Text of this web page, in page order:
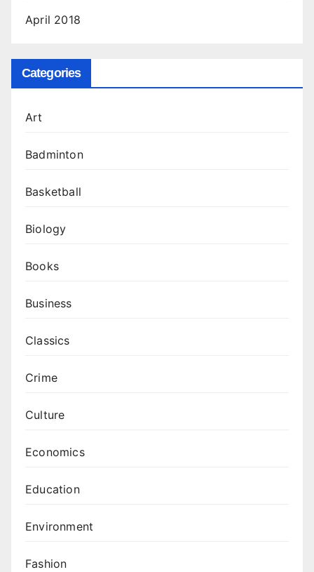
April 2018
Categories
Art
Badminton
Basketball
Biology
Books
Business
Classics
Crime
Culture
Economics
Education
Environment
Fashion